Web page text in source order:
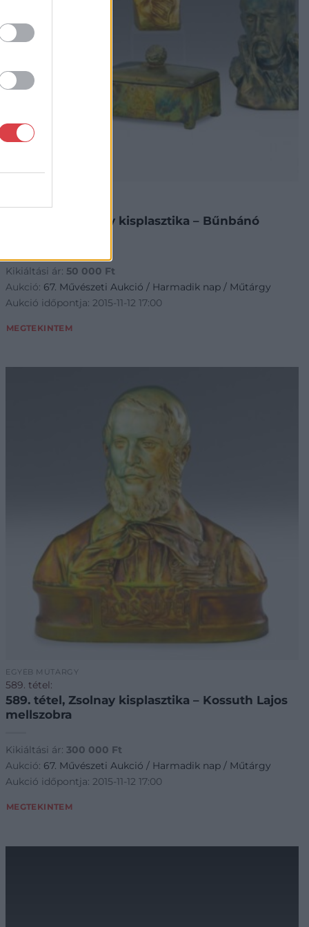
586. tétel:
586. tétel, Zsolnay kisplasztika – Bűnbánó
Kikiáltási ár: 50 000 Ft
Aukció: 67. Művészeti Aukció / Harmadik nap / Műtárgy
Aukció időpontja: 2015-11-12 17:00
MEGTEKINTEM
EGYÉB MŰTÁRGY
589. tétel:
589. tétel, Zsolnay kisplasztika – Kossuth Lajos
mellszobra
Kikiáltási ár:300 000 Ft
Aukció: 67. Művészeti Aukció / Harmadik nap / Műtárgy
Aukció időpontja: 2015-11-12 17:00
MEGTEKINTEM